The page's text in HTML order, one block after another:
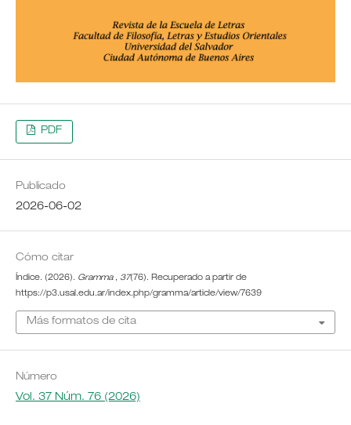
PDF
Publicado
2026-06-02
Cómo citar
Índice. (2026). Gramma , 37(76). Recuperado a partir de
https://p3.usal.edu.ar/index.php/gramma/article/view/7639
Más formatos de cita
Número
Vol. 37 Núm. 76 (2026)